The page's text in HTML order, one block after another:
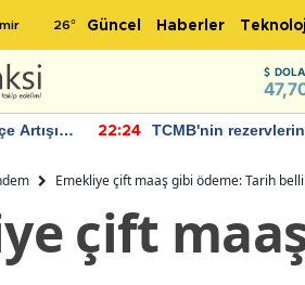
26° Güncel Haberler
Artışı
22:24
TCMB'nin
Emekliye çift maaş gibi ödeme: Tarih
çift